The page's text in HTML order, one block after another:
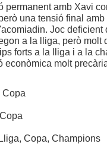
permanent amb Xavi
una tensió final
Joc deficient
a la lliga, però molt
forts a la lliga i a la
econòmica molt
Copa
Copa, Champions